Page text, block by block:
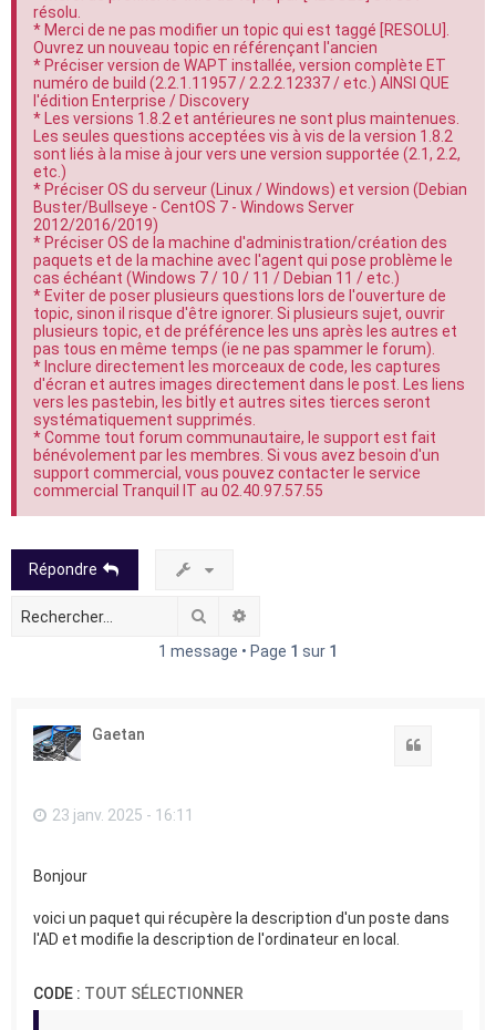
résolu.
* Merci de ne pas modifier un topic qui est taggé [RESOLU].
Ouvrez un nouveau topic en référençant l'ancien
* Préciser version de WAPT installée, version complète ET
numéro de build (2.2.1.11957 / 2.2.2.12337 / etc.) AINSI QUE
l'édition Enterprise / Discovery
* Les versions 1.8.2 et antérieures ne sont plus maintenues.
Les seules questions acceptées vis à vis de la version 1.8.2
sont liés à la mise à jour vers une version supportée (2.1, 2.2,
etc.)
* Préciser OS du serveur (Linux / Windows) et version (Debian
Buster/Bullseye - CentOS 7 - Windows Server
2012/2016/2019)
* Préciser OS de la machine d'administration/création des
paquets et de la machine avec l'agent qui pose problème le
cas échéant (Windows 7 / 10 / 11 / Debian 11 / etc.)
* Eviter de poser plusieurs questions lors de l'ouverture de
topic, sinon il risque d'être ignorer. Si plusieurs sujet, ouvrir
plusieurs topic, et de préférence les uns après les autres et
pas tous en même temps (ie ne pas spammer le forum).
* Inclure directement les morceaux de code, les captures
d'écran et autres images directement dans le post. Les liens
vers les pastebin, les bitly et autres sites tierces seront
systématiquement supprimés.
* Comme tout forum communautaire, le support est fait
bénévolement par les membres. Si vous avez besoin d'un
support commercial, vous pouvez contacter le service
commercial Tranquil IT au 02.40.97.57.55
Répondre
Rechercher
1 message • Page 1 sur 1
Gaetan
23 janv. 2025 - 16:11
Bonjour
voici un paquet qui récupère la description d'un poste dans
l'AD et modifie la description de l'ordinateur en local.
CODE : TOUT SÉLECTIONNER